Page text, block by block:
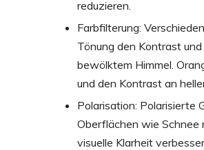
reduzieren.
Farbfilterung:
Tönung den Kontrast
bewölktem Himmel.
und den Kontrast an
Polarisation: Polarisierte
Oberflächen wie Schnee
visuelle Klarheit